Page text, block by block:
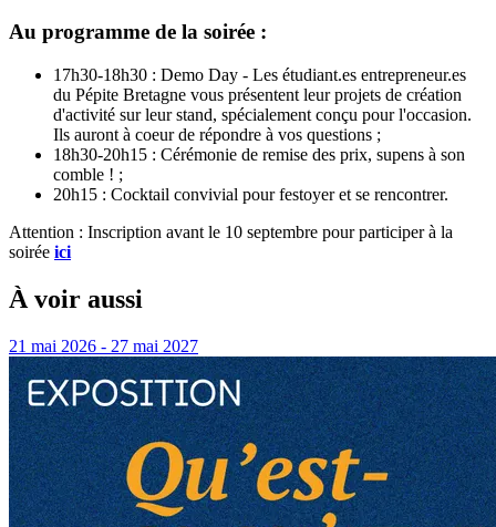
Au programme de la soirée :
17h30-18h30 : Demo Day - Les étudiant.es entrepreneur.es
du Pépite Bretagne vous présentent leur projets de création
d'activité sur leur stand, spécialement conçu pour l'occasion.
Ils auront à coeur de répondre à vos questions ;
18h30-20h15 : Cérémonie de remise des prix, supens à son
comble ! ;
20h15 : Cocktail convivial pour festoyer et se rencontrer.
Attention : Inscription avant le 10 septembre pour participer à la
soirée ici
À voir aussi
21 mai 2026 - 27 mai 2027